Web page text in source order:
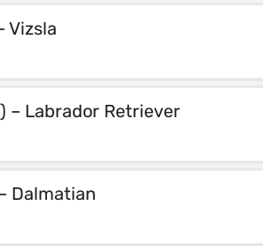
Vizsla
– Labrador Retriever
Dalmatian